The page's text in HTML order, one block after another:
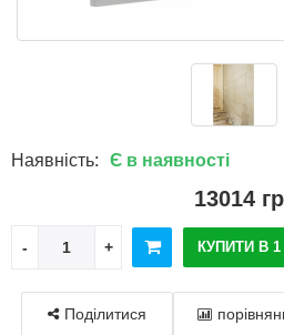
Наявність: Є в наявності
13014
КУПИТИ В 1
Поділитися